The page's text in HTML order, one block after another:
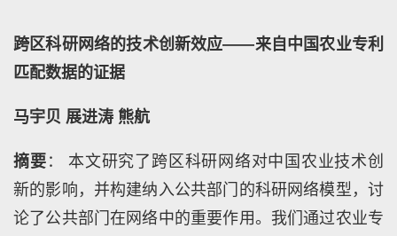
跨区科研网络的技术创新效应——来自中国农业专利
匹配数据的证据
马宇贝 展进涛 熊航
摘要 ： 本文研究了跨区科研网络对中国农业技术创
新的影响，并构建纳入公共部门的科研网络模型，讨
论了公共部门在网络中的重要作用。我们通过农业专